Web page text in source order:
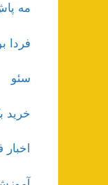
مه
فردا
سئو
خرید
اخبار